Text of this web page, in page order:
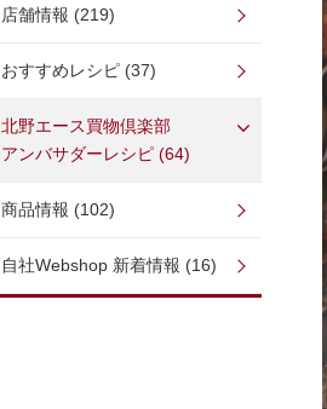
店舗情報 (219)
おすすめレシピ (37)
北野エース買物倶楽部
アンバサダーレシピ (64)
商品情報 (102)
自社Webshop 新着情報 (16)